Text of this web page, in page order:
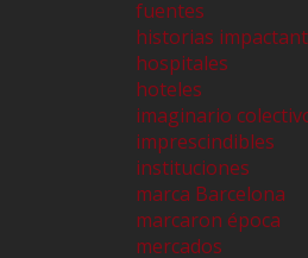
fuentes
historias
hospitales
hoteles
imaginario
imprescindibles
instituciones
marca Barcelona
marcaron época
mercados